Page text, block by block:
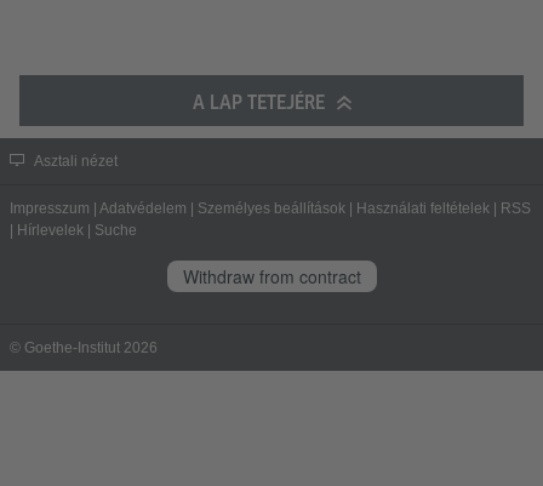
A LAP TETEJÉRE
Asztali nézet
Impresszum Adatvédelem Személyes beállítások Használati feltételek
RSS
Hírlevelek Suche
Withdraw from contract
© Goethe-Institut 2026